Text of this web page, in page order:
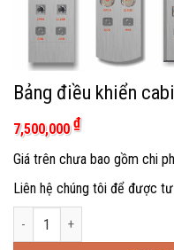
Bảng điều khiển
7,500,000₫
Giá trên chưa bao gồm chi
Liên hệ chúng tôi để được
Bảng điều khiển cabin - COP